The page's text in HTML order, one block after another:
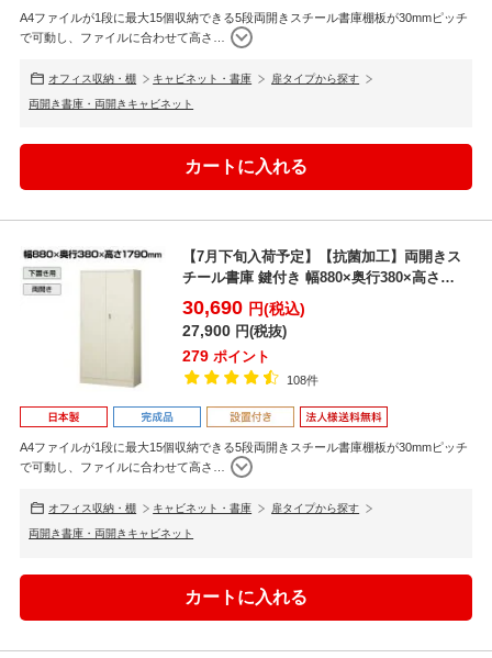
A4ファイルが1段に最大15個収納できる5段両開きスチール書庫棚板が30mmピッチ
で可動し、ファイルに合わせて高さ
オフィス収納・棚 キャビネット・書庫 扉タイプから探す
両開き書庫・両開きキャビネット
【7月下旬入荷予定】【抗菌加工】両開きス
チール書庫 鍵付き 幅880×奥行380×高さ
1790mm ...
30,690 円(税込)
27,900 円(税抜)
279 ポイント
108件
A4ファイルが1段に最大15個収納できる5段両開きスチール書庫棚板が30mmピッチ
で可動し、ファイルに合わせて高さ
オフィス収納・棚 キャビネット・書庫 扉タイプから探す
両開き書庫・両開きキャビネット